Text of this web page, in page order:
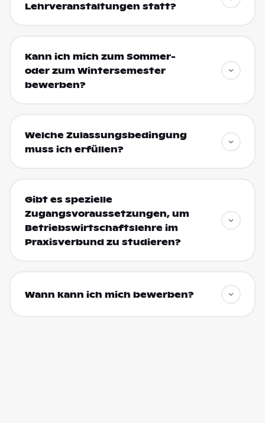
Lehrveranstaltungen statt?
Kann ich mich zum Sommer-
oder zum Wintersemester
bewerben?
Welche Zulassungsbedingung
muss ich erfüllen?
Gibt es spezielle
Zugangsvoraussetzungen, um
Betriebswirtschaftslehre im
Praxisverbund zu studieren?
Wann kann ich mich bewerben?